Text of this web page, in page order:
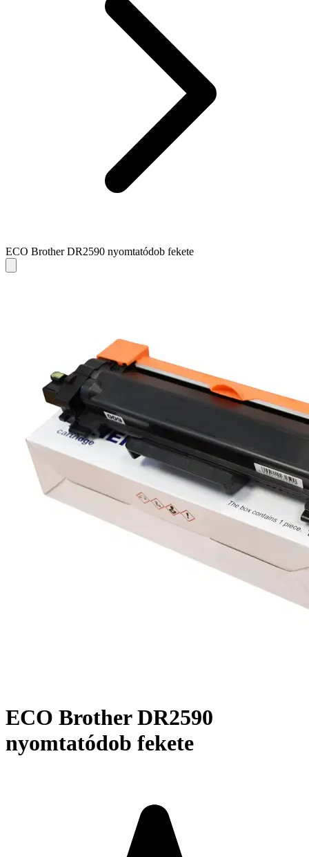
ECO Brother DR2590 nyomtatódob fekete
ECO Brother DR2590
nyomtatódob fekete